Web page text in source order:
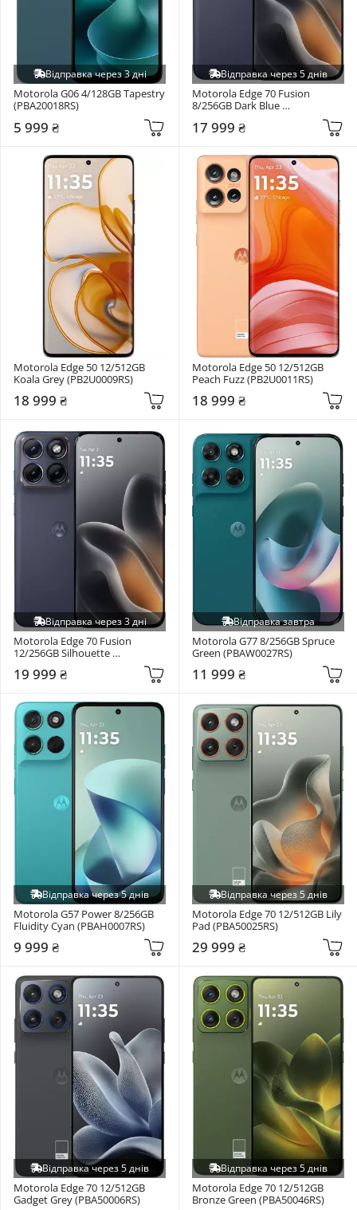
Відправка через 3 дні
Motorola G06 4/128GB Tapestry
(PBA20018RS)
5 999 ₴
Відправка через 5 днів
Motorola Edge 70 Fusion
8/256GB Dark Blue
17 999 ₴
Motorola Edge 50 12/512GB
Koala Grey (PB2U0009RS)
18 999 ₴
Motorola Edge 50 12/512GB
Peach Fuzz (PB2U0011RS)
18 999 ₴
Відправка через 3 дні
Motorola Edge 70 Fusion
12/256GB Silhouette
19 999 ₴
Відправка завтра
Motorola G77 8/256GB Spruce
Green (PBAW0027RS)
11 999 ₴
Відправка через 5 днів
Motorola G57 Power 8/256GB
Fluidity Cyan (PBAH0007RS)
9 999 ₴
Відправка через 5 днів
Motorola Edge 70 12/512GB Lily
Pad (PBA50025RS)
29 999 ₴
Відправка через 5 днів
Motorola Edge 70 12/512GB
Gadget Grey (PBA50006RS)
Відправка через 5 днів
Motorola Edge 70 12/512GB
Bronze Green (PBA50046RS)